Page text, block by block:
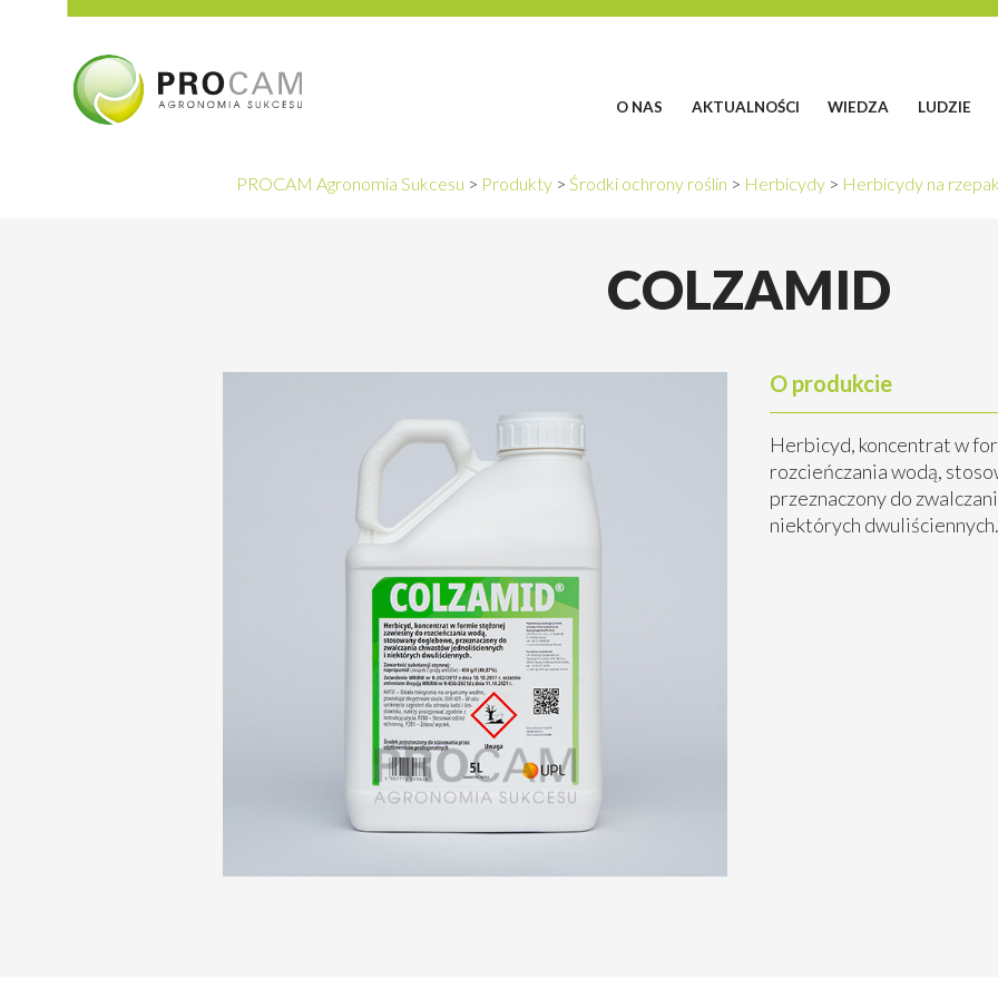
O NAS AKTUALNOŚCI WIEDZA LUDZIE
PROCAM Agronomia Sukcesu > Produkty > Środki ochrony roślin > Herbicydy > Herbicydy na
COLZAMID
O produkcie
Herbicyd, koncentrat w
rozcieńczania wodą,
przeznaczony do
niektórych dwuliściennych.